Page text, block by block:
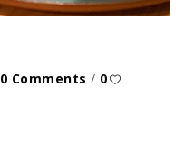
0 Comments 0